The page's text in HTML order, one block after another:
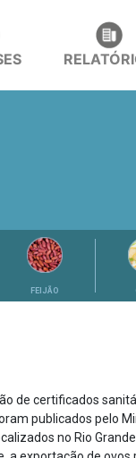
FEIJÃO
de certificados
publicados pelo
no Rio